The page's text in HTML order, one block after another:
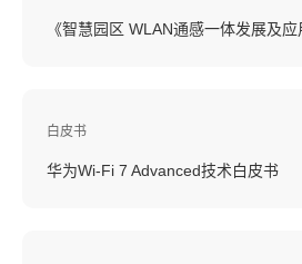
《智慧园区 WLAN通感一体发展及
白皮书
华为Wi-Fi 7 Advanced技术白皮书